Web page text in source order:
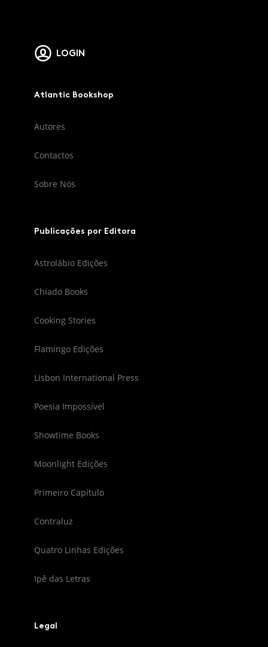
LOGIN
Atlantic Bookshop
Autores
Contactos
Sobre Nós
Publicações por Editora
Astrolábio Edições
Chiado Books
Cooking Stories
Flamingo Edições
Lisbon International Press
Poesia Impossível
Showtime Books
Moonlight Edições
Primeiro Capítulo
Contraluz
Quatro Linhas Edições
Ipê das Letras
Legal